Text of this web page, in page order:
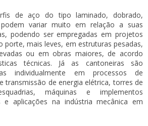
de aço do tipo laminado, dobrado,
variar muito em relação a suas
podendo ser empregadas em projetos
porte, mais leves, em estruturas pesadas,
ou em obras maiores, de acordo
técnicas. Já as cantoneiras são
individualmente em processos de
transmissão de energia elétrica, torres de
máquinas e implementos
e aplicações na indústria mecânica em